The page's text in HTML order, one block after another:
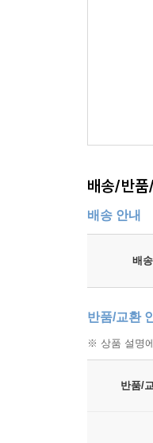
배송/반품
배송 안내
배
반품/교환
※ 상품 설명
반품/